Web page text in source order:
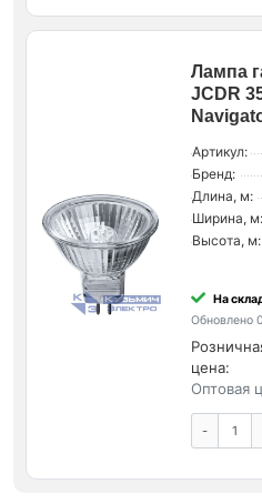
Лампа
JCDR
Артикул:
Бренд:
Длина, м:
Ширина, м:
Высота, м:
На
Обновлено
цена:
Оптовая
-